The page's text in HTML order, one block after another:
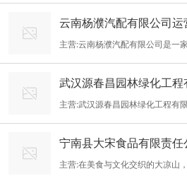
洱、保山等地，茶叶主要销往昆
3被评为临沧市残疾人就业创业
山地区塑料制品行业的企业之一
（HDPE）管、中密度聚乙烯（
日成立以来，在机械设备租赁领
值得信赖的专业企业。公司注册
处金色湖畔福苑，地理优势显著
机、压路机、挖土机等各类重型
技术性能和稳定的质量，能够满
云南杨濮汽配有限公司运
主营:云南杨濮汽配有限公司是一
和销售的企业，自2017年7月13
和专业的服务在汽车配件行业中
南）自由贸易试验区昆明片区经
武汉源春昌园林绿化工程
主营:武汉源春昌园林绿化工程有
进的物业管理模式，同时运用现
务互为补充，相得益彰地提炼出
新概念。源春昌致力于管理信息
宁南县大宋食品有限责任
主营:在美食与文化交织的大凉山